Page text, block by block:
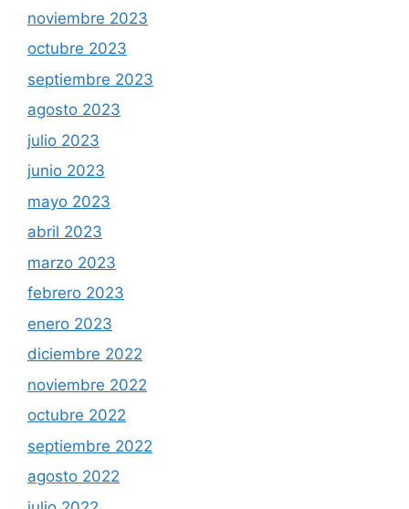
noviembre 2023
octubre 2023
septiembre 2023
agosto 2023
julio 2023
junio 2023
mayo 2023
abril 2023
marzo 2023
febrero 2023
enero 2023
diciembre 2022
noviembre 2022
octubre 2022
septiembre 2022
agosto 2022